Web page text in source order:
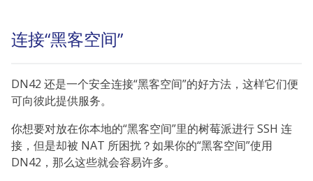
连接“黑客空间”
DN42 还是一个安全连接“黑客空间”的好方法，这样它们便
可向彼此提供服务。
你想要对放在你本地的“黑客空间”里的树莓派进行 SSH 连
接，但是却被 NAT 所困扰？如果你的“黑客空间”使用
DN42，那么这些就会容易许多。